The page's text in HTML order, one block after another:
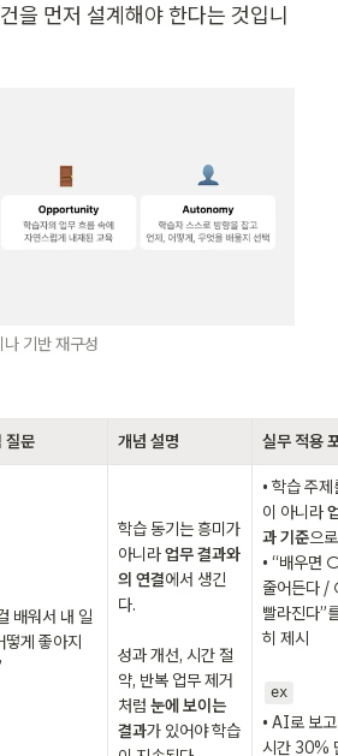
을 먼저 설계해야 한다는 것입니
기반 재구성
질문 개념 설명 실무 적용
배워서 내 일
떻게 좋아지
학습 동기는 흥미가
아니라 업무 결과와
의 연결에서 생긴
다.
성과 개선, 시간 절
약, 반복 업무 제거
처럼 눈에 보이는
결과가 있어야 학습
• 학습 주
이 아니라
과 기준으
• “배우면
줄어든다
빨라진다”
히 제시
ex
• AI로 보
시간 30%